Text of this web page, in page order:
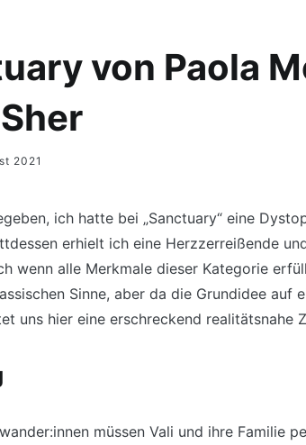
von Paola
2021
ich hatte bei „Sanctuary“ eine
erhielt ich eine Herzzerreißende
wenn alle Merkmale dieser Kategorie
Sinne, aber da die Grundidee auf
uns hier eine erschreckend realitätsnahe
müssen Vali und ihre Familie